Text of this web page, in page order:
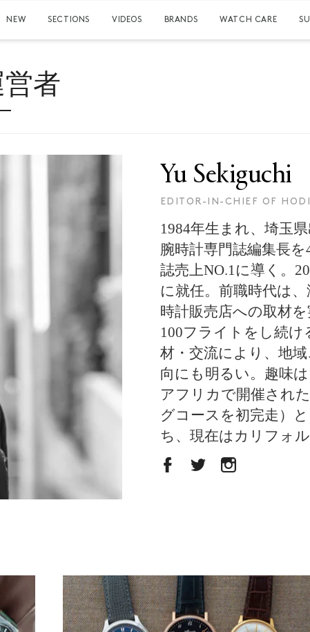
NEW SECTIONS VIDEOS BRANDS WATCH CARE
営者
Yu Sekiguchi
EDITOR-IN-CHIEF OF
1984年生まれ、埼玉
腕時計専門誌編集長
誌売上NO.1に導く。
に就任。前職時代は
時計販売店への取材
100フライトをし続
材・交流により、地
向にも明るい。趣味
アフリカで開催され
グコースを初完走）
ち、現在はカリフォ
（探
ーヴ
400万円台のドレスウォッチをHODINKEE Japan
集部がレコメンド